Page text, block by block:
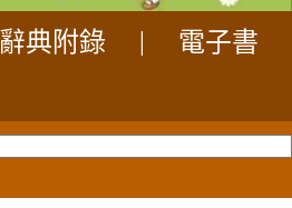
辭典附錄
電子書